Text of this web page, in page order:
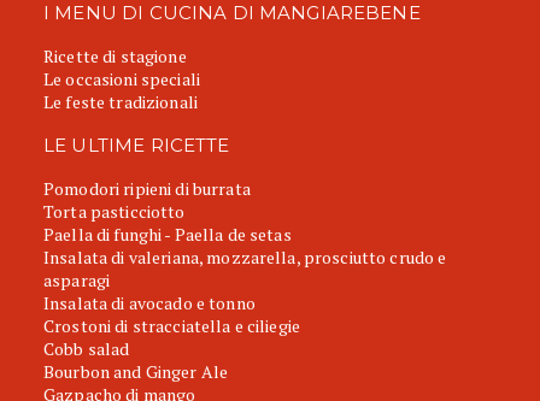
I MENU DI CUCINA DI MANGIAREBENE
Ricette di stagione
Le occasioni speciali
Le feste tradizionali
LE ULTIME RICETTE
Pomodori ripieni di burrata
Torta pasticciotto
Paella di funghi - Paella de setas
Insalata di valeriana, mozzarella, prosciutto crudo e
asparagi
Insalata di avocado e tonno
Crostoni di stracciatella e ciliegie
Cobb salad
Bourbon and Ginger Ale
Gazpacho di mango